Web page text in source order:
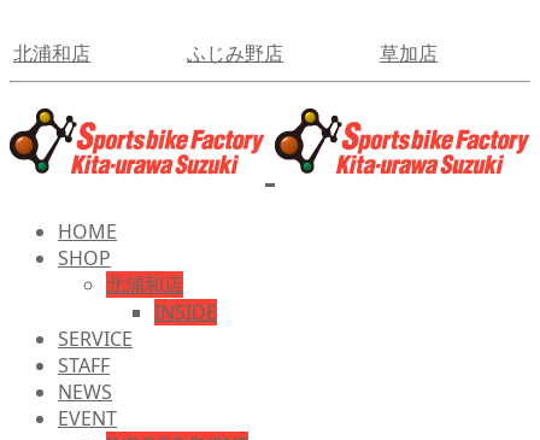
北浦和店 ふじみ野店 草加店
HOME
SHOP
北浦和店
INSIDE
SERVICE
STAFF
NEWS
EVENT